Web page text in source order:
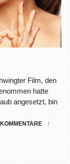
Film, den
hatte
angesetzt, bin